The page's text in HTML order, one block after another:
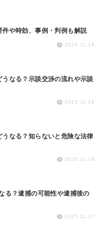
件や時効、事例・判例も解説
2025.11.18
なる？示談交渉の流れや示談
2025.11.18
なる？知らないと危険な法律
2025.11.18
る？逮捕の可能性や逮捕後の
2025.11.17